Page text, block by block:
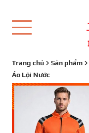
Trang chủ Sản phẩm
Áo Lội Nước